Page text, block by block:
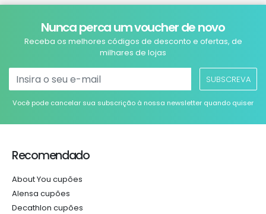
Nunca perca um voucher de novo
Receba os melhores códigos de desconto e ofertas, de
milhares de lojas
SUBSCREVA
Você pode cancelar sua subscrição à nossa newsletter quando quiser
Recomendado
About You cupões
Alensa cupões
Decathlon cupões